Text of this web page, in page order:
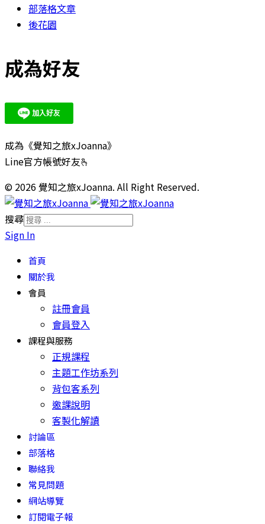
部落格文章
後花園
成為好友
成為《覺知之旅xJoanna》
Line官方帳號好友🫰
© 2026 覺知之旅xJoanna. All Right Reserved.
搜尋
Sign In
首頁
關於我
會員
註冊會員
會員登入
課程與服務
正規課程
主題工作坊系列
背包客系列
邀課說明
客製化解讀
討論區
部落格
聯絡我
常見問題
網站導覽
訂閱電子報